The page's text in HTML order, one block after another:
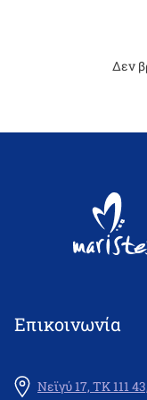
Δεν
Επικοινωνία
Νεϊγύ 17, ΤΚ 111